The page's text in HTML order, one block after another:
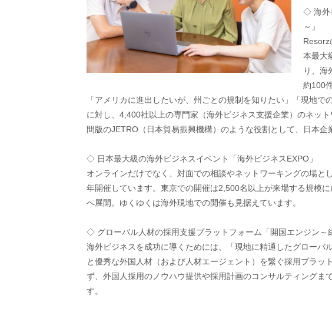
◇ 海外
～」
Resorz
本最大
り、海
約100
「アメリカに進出したいが、州ごとの規制を知りたい」「現地
に対し、4,400社以上の専門家（海外ビジネス支援企業）のネッ
間版のJETRO（日本貿易振興機構）のような役割として、日本企
◇ 日本最大級の海外ビジネスイベント「海外ビジネスEXPO」
オンラインだけでなく、対面での相談やネットワーキングの場と
年開催しています。東京での開催は2,500名以上が来場する規模
へ展開。ゆくゆくは海外現地での開催も見据えています。
◇ グローバル人材の採用支援プラットフォーム「開国エンジン～
海外ビジネスを成功に導くためには、「現地に精通したグローバ
と優秀な外国人材（および人材エージェント）を繋ぐ採用プラッ
ず、外国人採用のノウハウ提供や採用計画のコンサルティングま
す。